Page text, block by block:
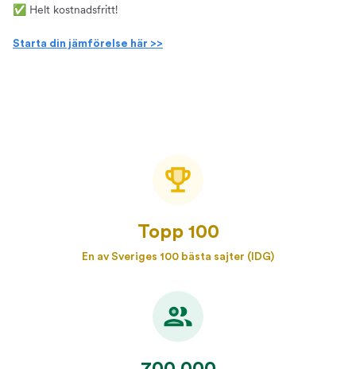
✅ Helt kostnadsfritt!
Starta din jämförelse här >>
Topp 100
En av Sveriges 100 bästa sajter (IDG)